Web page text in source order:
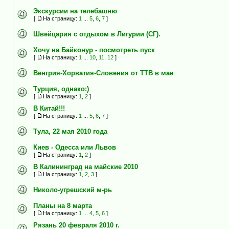
Экскурсии на телебашню
[ На страницу: 1 5 6 7 ]
Швейцария с отдыхом в Лигурии (СГ).
Хочу на Байконур - посмотреть пуск
[ На страницу: 1 10 11 12 ]
Венгрия-Хорватия-Словения от ТТВ в мае
Турция, однако:)
[ На страницу: 1 2 ]
В Китай!!!
[ На страницу: 1 5 6 7 ]
Тула, 22 мая 2010 года
Киев - Одесса или Львов
[ На страницу: 1 2 ]
В Калининград на майские 2010
[ На страницу: 1 2 3 ]
Николо-угрешский м-рь
Планы на 8 марта
[ На страницу: 1 4 5 6 ]
Рязань 20 февраля 2010 г.